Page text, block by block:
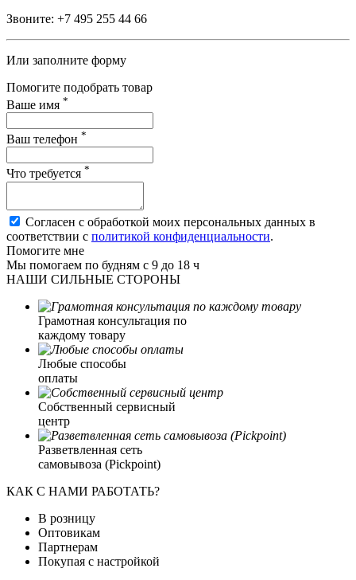
Звоните: +7 495 255 44 66
Или заполните форму
Помогите подобрать товар
Ваше имя *
Ваш телефон *
Что требуется *
Согласен с обработкой моих персональных данных в
соответствии с политикой конфиденциальности.
Помогите мне
Мы помогаем по будням с 9 до 18 ч
НАШИ СИЛЬНЫЕ СТОРОНЫ
Грамотная консультация по
каждому товару
Любые способы
оплаты
Собственный сервисный
центр
Разветвленная сеть
самовывоза (Pickpoint)
КАК С НАМИ РАБОТАТЬ?
В розницу
Оптовикам
Партнерам
Покупая с настройкой